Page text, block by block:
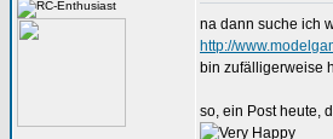
na dann suche ich
http://
bin zufälligerweise
so, ein Post heute,